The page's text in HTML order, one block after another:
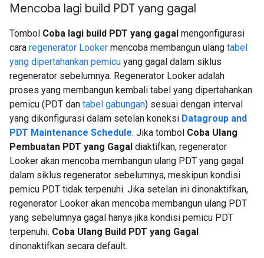
Mencoba lagi build PDT yang gagal
Tombol Coba lagi build PDT yang gagal mengonfigurasi
cara regenerator Looker mencoba membangun ulang tabel
yang dipertahankan pemicu yang gagal dalam siklus
regenerator sebelumnya. Regenerator Looker adalah
proses yang membangun kembali tabel yang dipertahankan
pemicu (PDT dan tabel gabungan) sesuai dengan interval
yang dikonfigurasi dalam setelan koneksi Datagroup and
PDT Maintenance Schedule. Jika tombol Coba Ulang
Pembuatan PDT yang Gagal diaktifkan, regenerator
Looker akan mencoba membangun ulang PDT yang gagal
dalam siklus regenerator sebelumnya, meskipun kondisi
pemicu PDT tidak terpenuhi. Jika setelan ini dinonaktifkan,
regenerator Looker akan mencoba membangun ulang PDT
yang sebelumnya gagal hanya jika kondisi pemicu PDT
terpenuhi. Coba Ulang Build PDT yang Gagal
dinonaktifkan secara default.